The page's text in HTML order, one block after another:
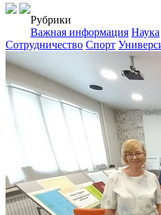
Рубрики
Важная информация Наука
Сотрудничество Спорт